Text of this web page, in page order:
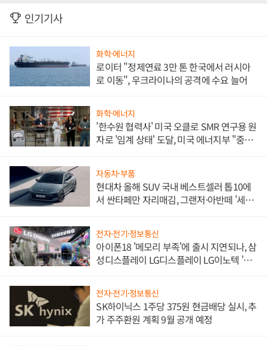
인기기사
화학·에너지
로이터 "정제연료 3만 톤 한국에서 러시아
로 이동", 우크라이나의 공격에 수요 늘어
화학·에너지
'한수원 협력사' 미국 오클로 SMR 연구용 원
자로 '임계 상태' 도달, 미국 에너지부 "중요
자동차·부품
현대차 올해 SUV 국내 베스트셀러 톱10에
서 싼타페만 자리매김, 그랜저·아반떼 '세단
전자·전기·정보통신
아이폰18 '메모리 부족'에 출시 지연되나, 삼
성디스플레이 LG디스플레이 LG이노텍 '탈
전자·전기·정보통신
SK하이닉스 1주당 375원 현금배당 실시, 추
가 주주환원 계획 9월 공개 예정